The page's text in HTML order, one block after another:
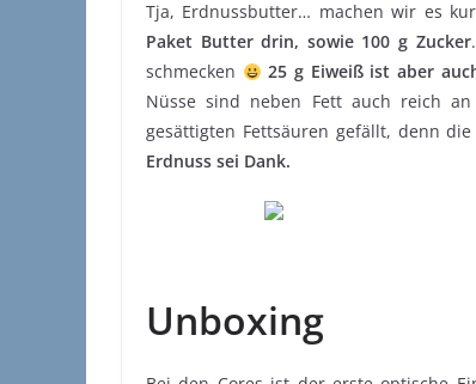
Tja, Erdnussbutter… machen wir es
Paket Butter drin, sowie 100 g Zucker
schmecken
25 g Eiweiß ist aber
Nüsse sind neben Fett auch reich
gesättigten Fettsäuren gefällt, denn
Erdnuss sei Dank.
Unboxing